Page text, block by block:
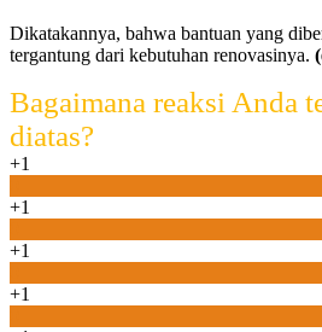
Dikatakannya, bahwa bantuan yang
tergantung dari kebutuhan renovasinya.
Bagaimana reaksi Anda
diatas?
+1
+1
+1
+1